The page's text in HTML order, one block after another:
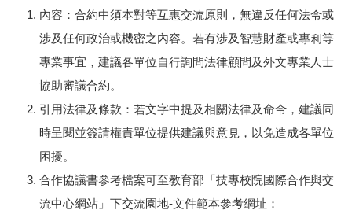
內容：合約中須本對等互惠交流原則，無違反任何法令或
涉及任何政治或機密之內容。若有涉及智慧財產或專利等
專業事宜，建議各單位自行詢問法律顧問及外文專業人士
協助審議合約。
引用法律及條款：若文字中提及相關法律及命令，建議同
時呈閱並簽請權責單位提供建議與意見，以免造成各單位
困擾。
合作協議書參考檔案可至教育部「技專校院國際合作與交
流中心網站」下交流園地-文件範本參考網址：